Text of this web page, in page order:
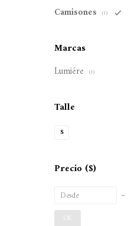
Camisones (1)
Marcas
Lumiére (1)
Talle
S
Precio ($)
OK